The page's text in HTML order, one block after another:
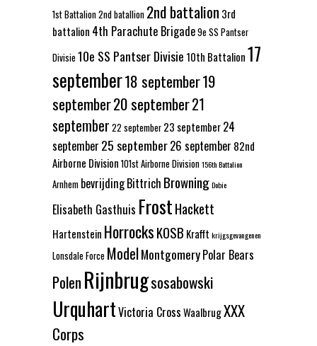
1st Battalion2nd batallion 2nd battalion 3rd
battalion 4th Parachute Brigade9e SS Pantser
Divisie 10e SS Pantser Divisie 10th Battalion17
september18 september19
september20 september21
september 22 september 23 september24
september 25 september26 september 82nd
Airborne Division 101st Airborne Division156th Battalion
Arnhem bevrijdingBittrich BrowningDobie
Elisabeth Gasthuis FrostHackett
Hartenstein HorrocksKOSB Krafft krijgsgevangenen
Lonsdale Force ModelMontgomeryPolar Bears
PolenRijnbrugsosabowski
UrquhartVictoria CrossWaalbrugXXX
Corps